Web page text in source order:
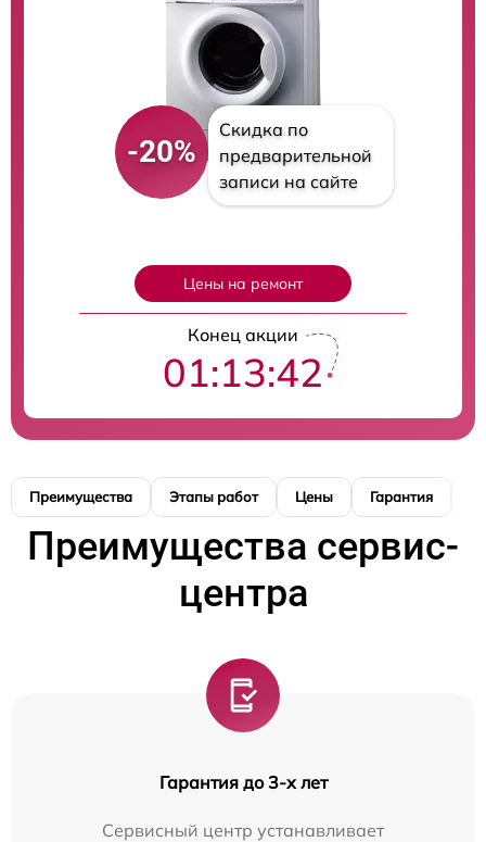
-20%
Скидка по
предварительной
записи на сайте
Цены на ремонт
Конец акции
01:13:41
Преимущества Этапы работ Цены Гарантия
Преимущества сервис-
центра
Гарантия до 3-х лет
Сервисный центр устанавливает